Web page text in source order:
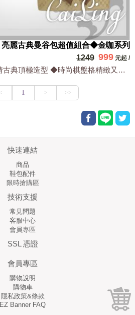
亮麗古典曼谷包超值組合◆金咖系列
1249 999 元起 /
◆優雅柔情古典頂極造型 ◆時尚棋盤格精緻又高雅 ◆防水超輕有內裡最耐用 ◆保證台...
快速連結
商品
鞋包配件
限時搶購區
技術支援
常見問題
客服中心
會員專區
SSL 憑證
會員專區
購物說明
購物車
隱私政策&條款
EZ Banner FAQ